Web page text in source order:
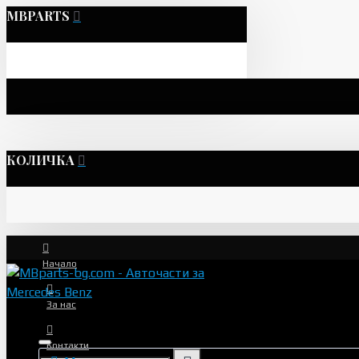
MBPARTS
КОЛИЧКА
Начало
За нас
Контакти